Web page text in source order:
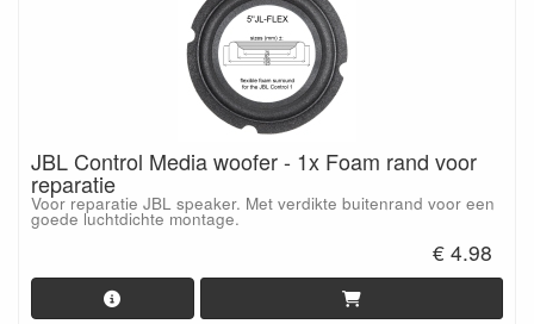
JBL Control Media woofer - 1x Foam rand voor
reparatie
Voor reparatie JBL speaker. Met verdikte buitenrand voor een
goede luchtdichte montage.
€ 4.98